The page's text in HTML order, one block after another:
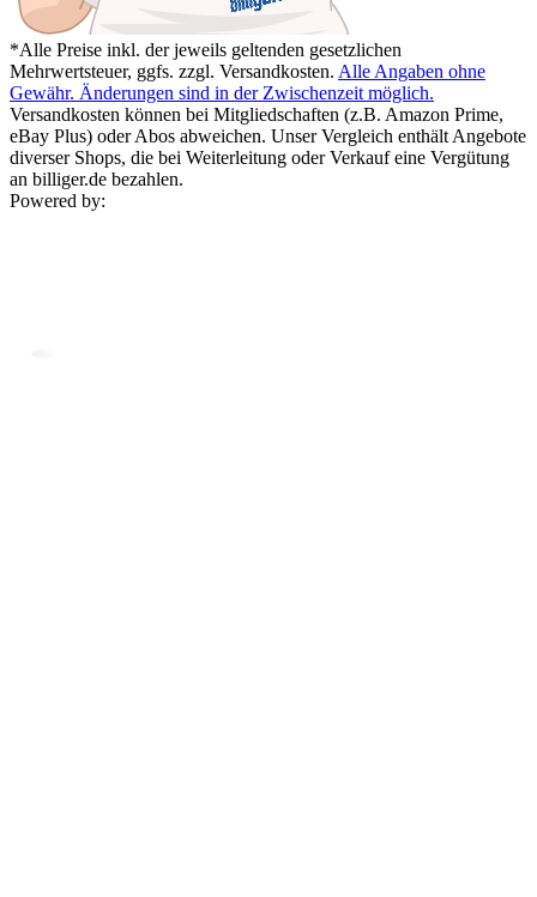
*Alle Preise inkl. der jeweils geltenden gesetzlichen
Mehrwertsteuer, ggfs. zzgl. Versandkosten. Alle Angaben ohne
Gewähr. Änderungen sind in der Zwischenzeit möglich.
Versandkosten können bei Mitgliedschaften (z.B. Amazon Prime,
eBay Plus) oder Abos abweichen. Unser Vergleich enthält Angebote
diverser Shops, die bei Weiterleitung oder Verkauf eine Vergütung
an billiger.de bezahlen.
Powered by: